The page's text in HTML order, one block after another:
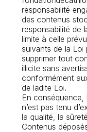
responsabilité
des contenus
responsabilité de
limite à celle
suivants de la Loi
supprimer tout
illicite sans
conformément
de ladite Loi.
En conséquence,
n’est pas tenu
la qualité, la
Contenus